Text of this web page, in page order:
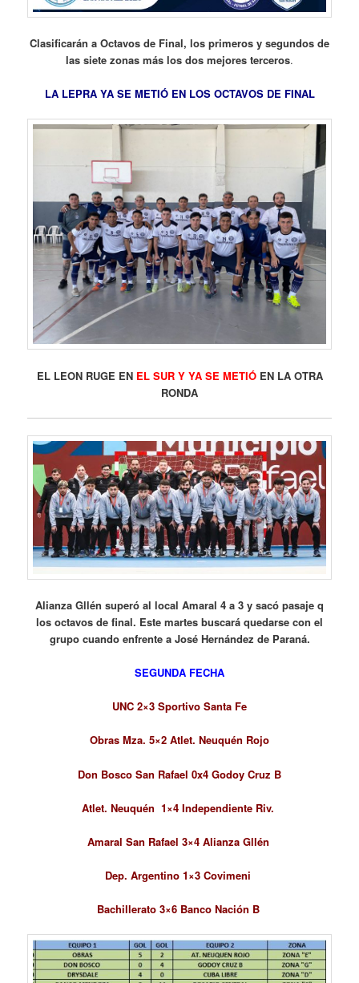
Clasificarán a Octavos de Final, los primeros y segundos de
las siete zonas más los dos mejores terceros.
LA LEPRA YA SE METIÓ EN LOS OCTAVOS DE FINAL
EL LEON RUGE EN EL SUR Y YA SE METIÓEN LA OTRA
RONDA
Alianza Gllén superó al local Amaral 4 a 3 y sacó pasaje q
los octavos de final. Este martes buscará quedarse con el
grupo cuando enfrente a José Hernández de Paraná.
SEGUNDA FECHA
UNC 2×3 Sportivo Santa Fe
Obras Mza. 5×2 Atlet. Neuquén Rojo
Don Bosco San Rafael 0x4 Godoy Cruz B
Atlet. Neuquén 1×4 Independiente Riv.
Amaral San Rafael 3×4 Alianza Gllén
Dep. Argentino 1×3 Covimeni
Bachillerato 3×6 Banco Nación B